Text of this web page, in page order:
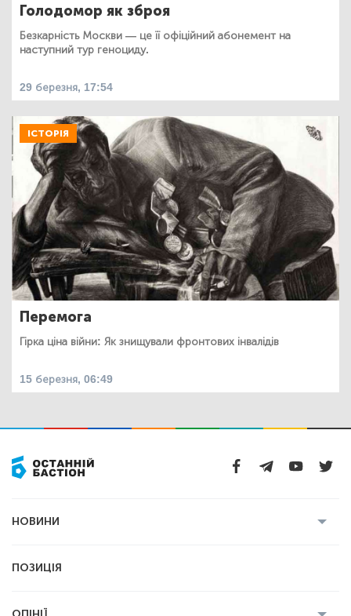
Голодомор як зброя
Безкарність Москви — це її офіційний абонемент на
наступний тур геноциду.
29 березня, 17:54
ІСТОРІЯ
Перемога
Гірка ціна війни: Як знищували фронтових інвалідів
15 березня, 06:49
НОВИНИ
ПОЗИЦІЯ